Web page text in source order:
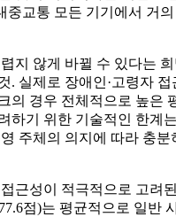
중교통 모든 기기에서 거의
지 않게 바뀔 수 있다는
. 실제로 장애인·고령자
의 경우 전체적으로 높은
하기 위한 기술적인 한계
주체의 의지에 따라 충분
근성이 적극적으로 고려
점)는 평균적으로 일반